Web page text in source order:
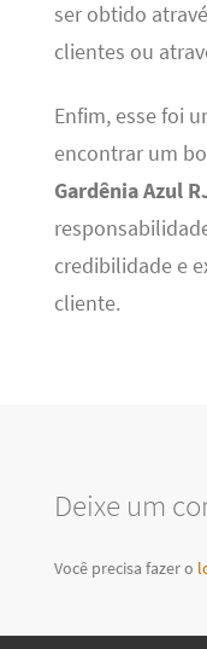
ser obtido
clientes ou
Enfim, esse foi
encontrar um
Gardênia Azul
credibilidade e
cliente.
Deixe um
Você precisa fazer o